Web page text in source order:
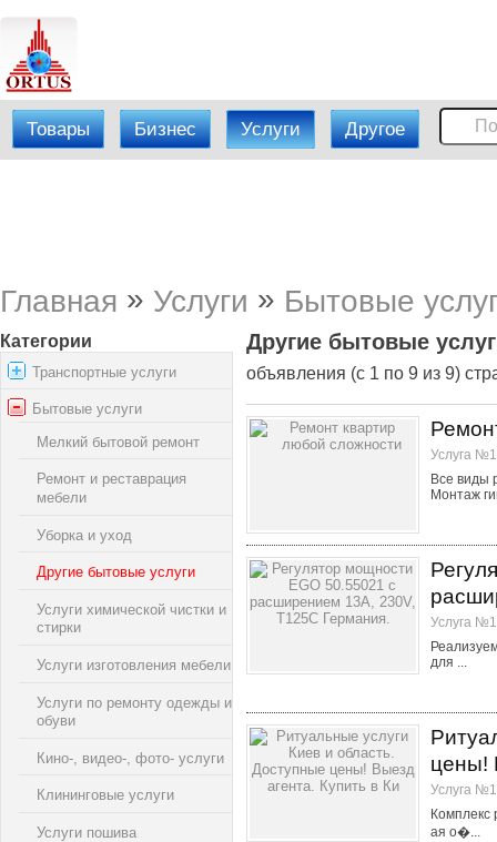
Товары Бизнес Услуги Другое
Главная » Услуги » Бытовые
Категории
Транспортные услуги
Бытовые услуги
Мелкий бытовой ремонт
Ремонт и реставрация
мебели
Уборка и уход
Другие бытовые услуги
Услуги химической чистки и
стирки
Услуги изготовления мебели
Услуги по ремонту одежды и
обуви
Кино-, видео-, фото- услуги
Клининговые услуги
Услуги пошива
Другие бытовые
объявления (с 1 по 9 из 9)
Услуга
Все виды
Монтаж
Услуга
для ...
цены!
Услуга
Комплекс
ая о�...